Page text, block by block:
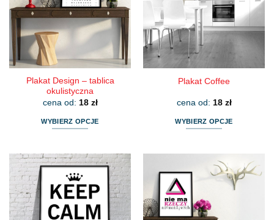
można
wybrać
na
stronie
produktu
można
wybrać
na
stronie
produktu
Plakat Design – tablica
okulistyczna
cena od: 18 zł
WYBIERZ OPCJE
ma
wiele
wariantów.
Opcje
można
Plakat Coffee
cena od: 18 zł
WYBIERZ OPCJE
wiele
wariantów.
Opcje
można